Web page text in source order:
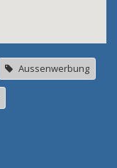
Aussenwerbung